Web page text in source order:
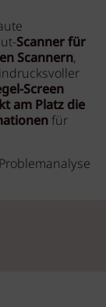
Scanner für
Scannern,
Screen
am Platz die
für